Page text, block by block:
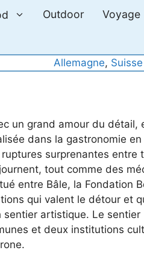
Outdoor Voyage
Allemagne, Suisse
un grand amour du détail,
dans la gastronomie en
surprenantes entre
tout comme des
entre Bâle, la Fondation
qui valent le détour et
sentier artistique. Le sentier
et deux institutions